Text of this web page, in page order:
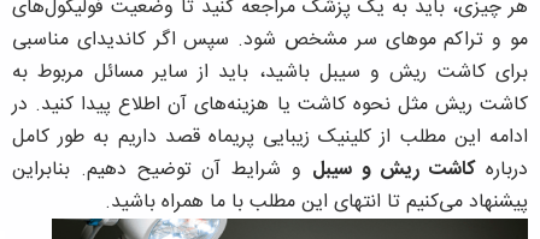
هر چیزی، باید به یک پزشک مراجعه کنید تا وضعیت فولیکول‌های
مو و تراکم موهای سر مشخص شود. سپس اگر کاندیدای مناسبی
برای کاشت ریش و سیبل باشید، باید از سایر مسائل مربوط به
کاشت ریش مثل نحوه کاشت یا هزینه‌های آن اطلاع پیدا کنید. در
ادامه این مطلب از کلینیک زیبایی پریماه قصد داریم به طور کامل
دربارهکاشت ریش و سیبل و شرایط آن توضیح دهیم. بنابراین
پیشنهاد می‌کنیم تا انتهای این مطلب با ما همراه باشید.